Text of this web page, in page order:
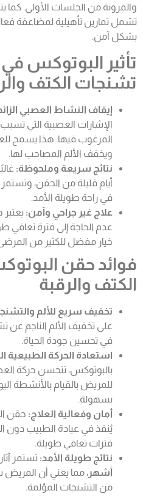
والمرونة من الجلسات الأولى.
تشمل تمارين تأهيلية لمضاعفة
بشكل آمن.
تأثير البوتوكس
تشنجات الكتف
إيقاف النشاط العصبي
الإشارات العصبية التي تسبب
المرغوب فيها. هذا يسمح
ويخفف الألم المصاحب لها.
نتائج سريعة وملحوظة:
أيام قليلة من الحقن،
في راحة طويلة الأمد.
علاج غير جراحي وآمن: يعتبر
عدم الحاجة إلى فترة تعافي
خيار مفضل للكثير من
فوائد حقن
الكتف والرقبة
تخفيف سريع للألم
على تخفيف الألم الناجم
في تحسين جودة الحياة.
استعادة الحركة الطبيعية
بالبوتوكس، تتحسن حركة
للمريض بالقيام بالأنشطة
بسهولة.
أمان وفعالية العلاج: حقن
يُنفذ في عيادة الطبيب دون
فترات تعافي طويلة.
نتائج طويلة الأمد: تستمر
أشهر، مما يعني أن المريض
من التشنجات المؤلمة.